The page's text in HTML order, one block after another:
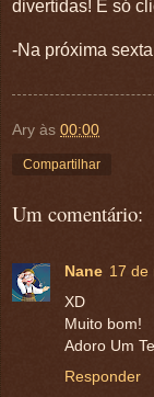
divertidas! É só
-Na próxima
Ary às 00:00
Compartilhar
Um comentário:
Nane 17 de
XD
Muito bom!
Adoro Um
Responder